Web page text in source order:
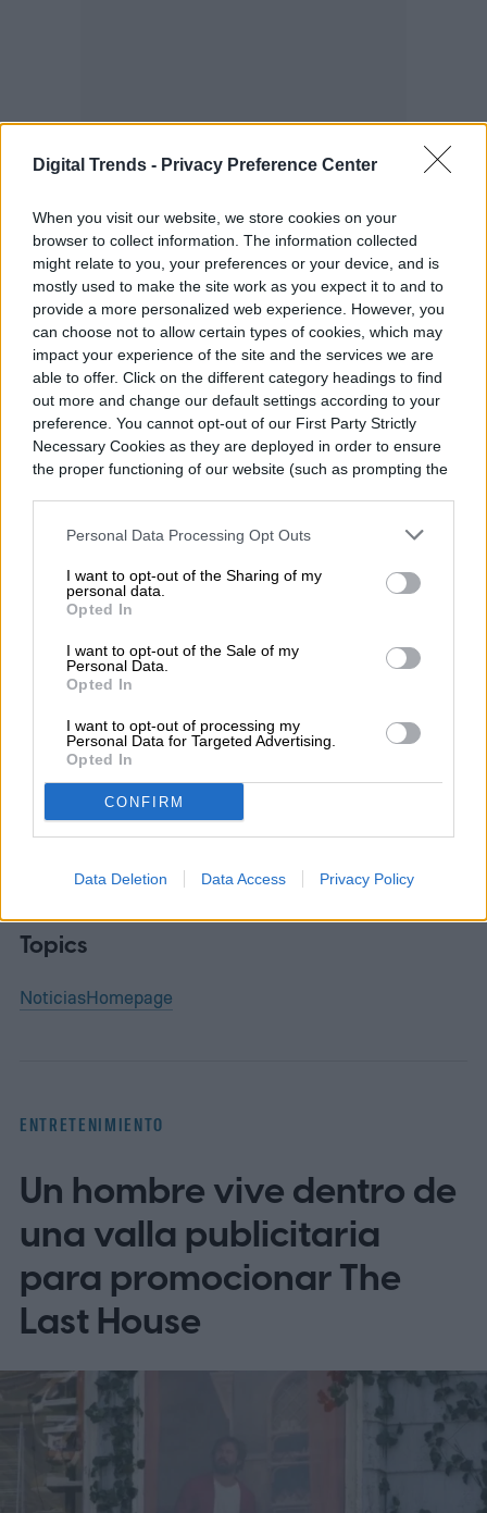
Digital Trends - Privacy Preference Center
When you visit our website, we store cookies on your
browser to collect information. The information collected
might relate to you, your preferences or your device, and is
mostly used to make the site work as you expect it to and to
provide a more personalized web experience. However, you
can choose not to allow certain types of cookies, which may
impact your experience of the site and the services we are
able to offer. Click on the different category headings to find
out more and change our default settings according to your
preference. You cannot opt-out of our First Party Strictly
Necessary Cookies as they are deployed in order to ensure
the proper functioning of our website (such as prompting the
Personal Data Processing Opt Outs
I want to opt-out of the Sharing of my
personal data.
Opted In
I want to opt-out of the Sale of my
Personal Data.
Opted In
I want to opt-out of processing my
Personal Data for Targeted Advertising.
Opted In
CONFIRM
Data Deletion Data Access Privacy Policy
Lillis además prestó su voz a Jigglypuff en
la popular serie de juegos de lucha «Super
Smash Brothers» deNintendo.
Diego Bastarrica
Diego Bastarrica es Senior Editor y Head of
Content en Digital Trends en Español,
donde lidera la estrategia editorial, SEO…
Topics
NoticiasHomepage
ENTRETENIMIENTO
Un hombre vive dentro de
una valla publicitaria
para promocionar The
Last House